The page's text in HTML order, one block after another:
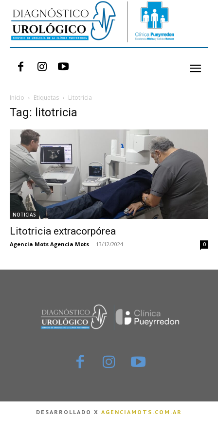
Inicio Etiquetas Litotricia
Tag: litotricia
NOTICIAS
Litotricia extracorpórea
Agencia Mots Agencia Mots - 13/12/2024 0
DESARROLLADO X AGENCIAMOTS.COM.AR